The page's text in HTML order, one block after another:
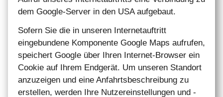
dem Google-Server in den USA aufgebaut.
Sofern Sie die in unseren Internetauftritt
eingebundene Komponente Google Maps aufrufen,
speichert Google über Ihren Internet-Browser ein
Cookie auf Ihrem Endgerät. Um unseren Standort
anzuzeigen und eine Anfahrtsbeschreibung zu
erstellen, werden Ihre Nutzereinstellungen und -